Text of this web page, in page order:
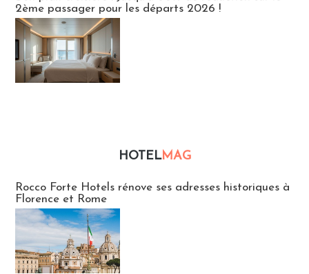
2ème passager pour les départs 2026 !
HOTELMAG
Rocco Forte Hotels rénove ses adresses historiques à
Florence et Rome